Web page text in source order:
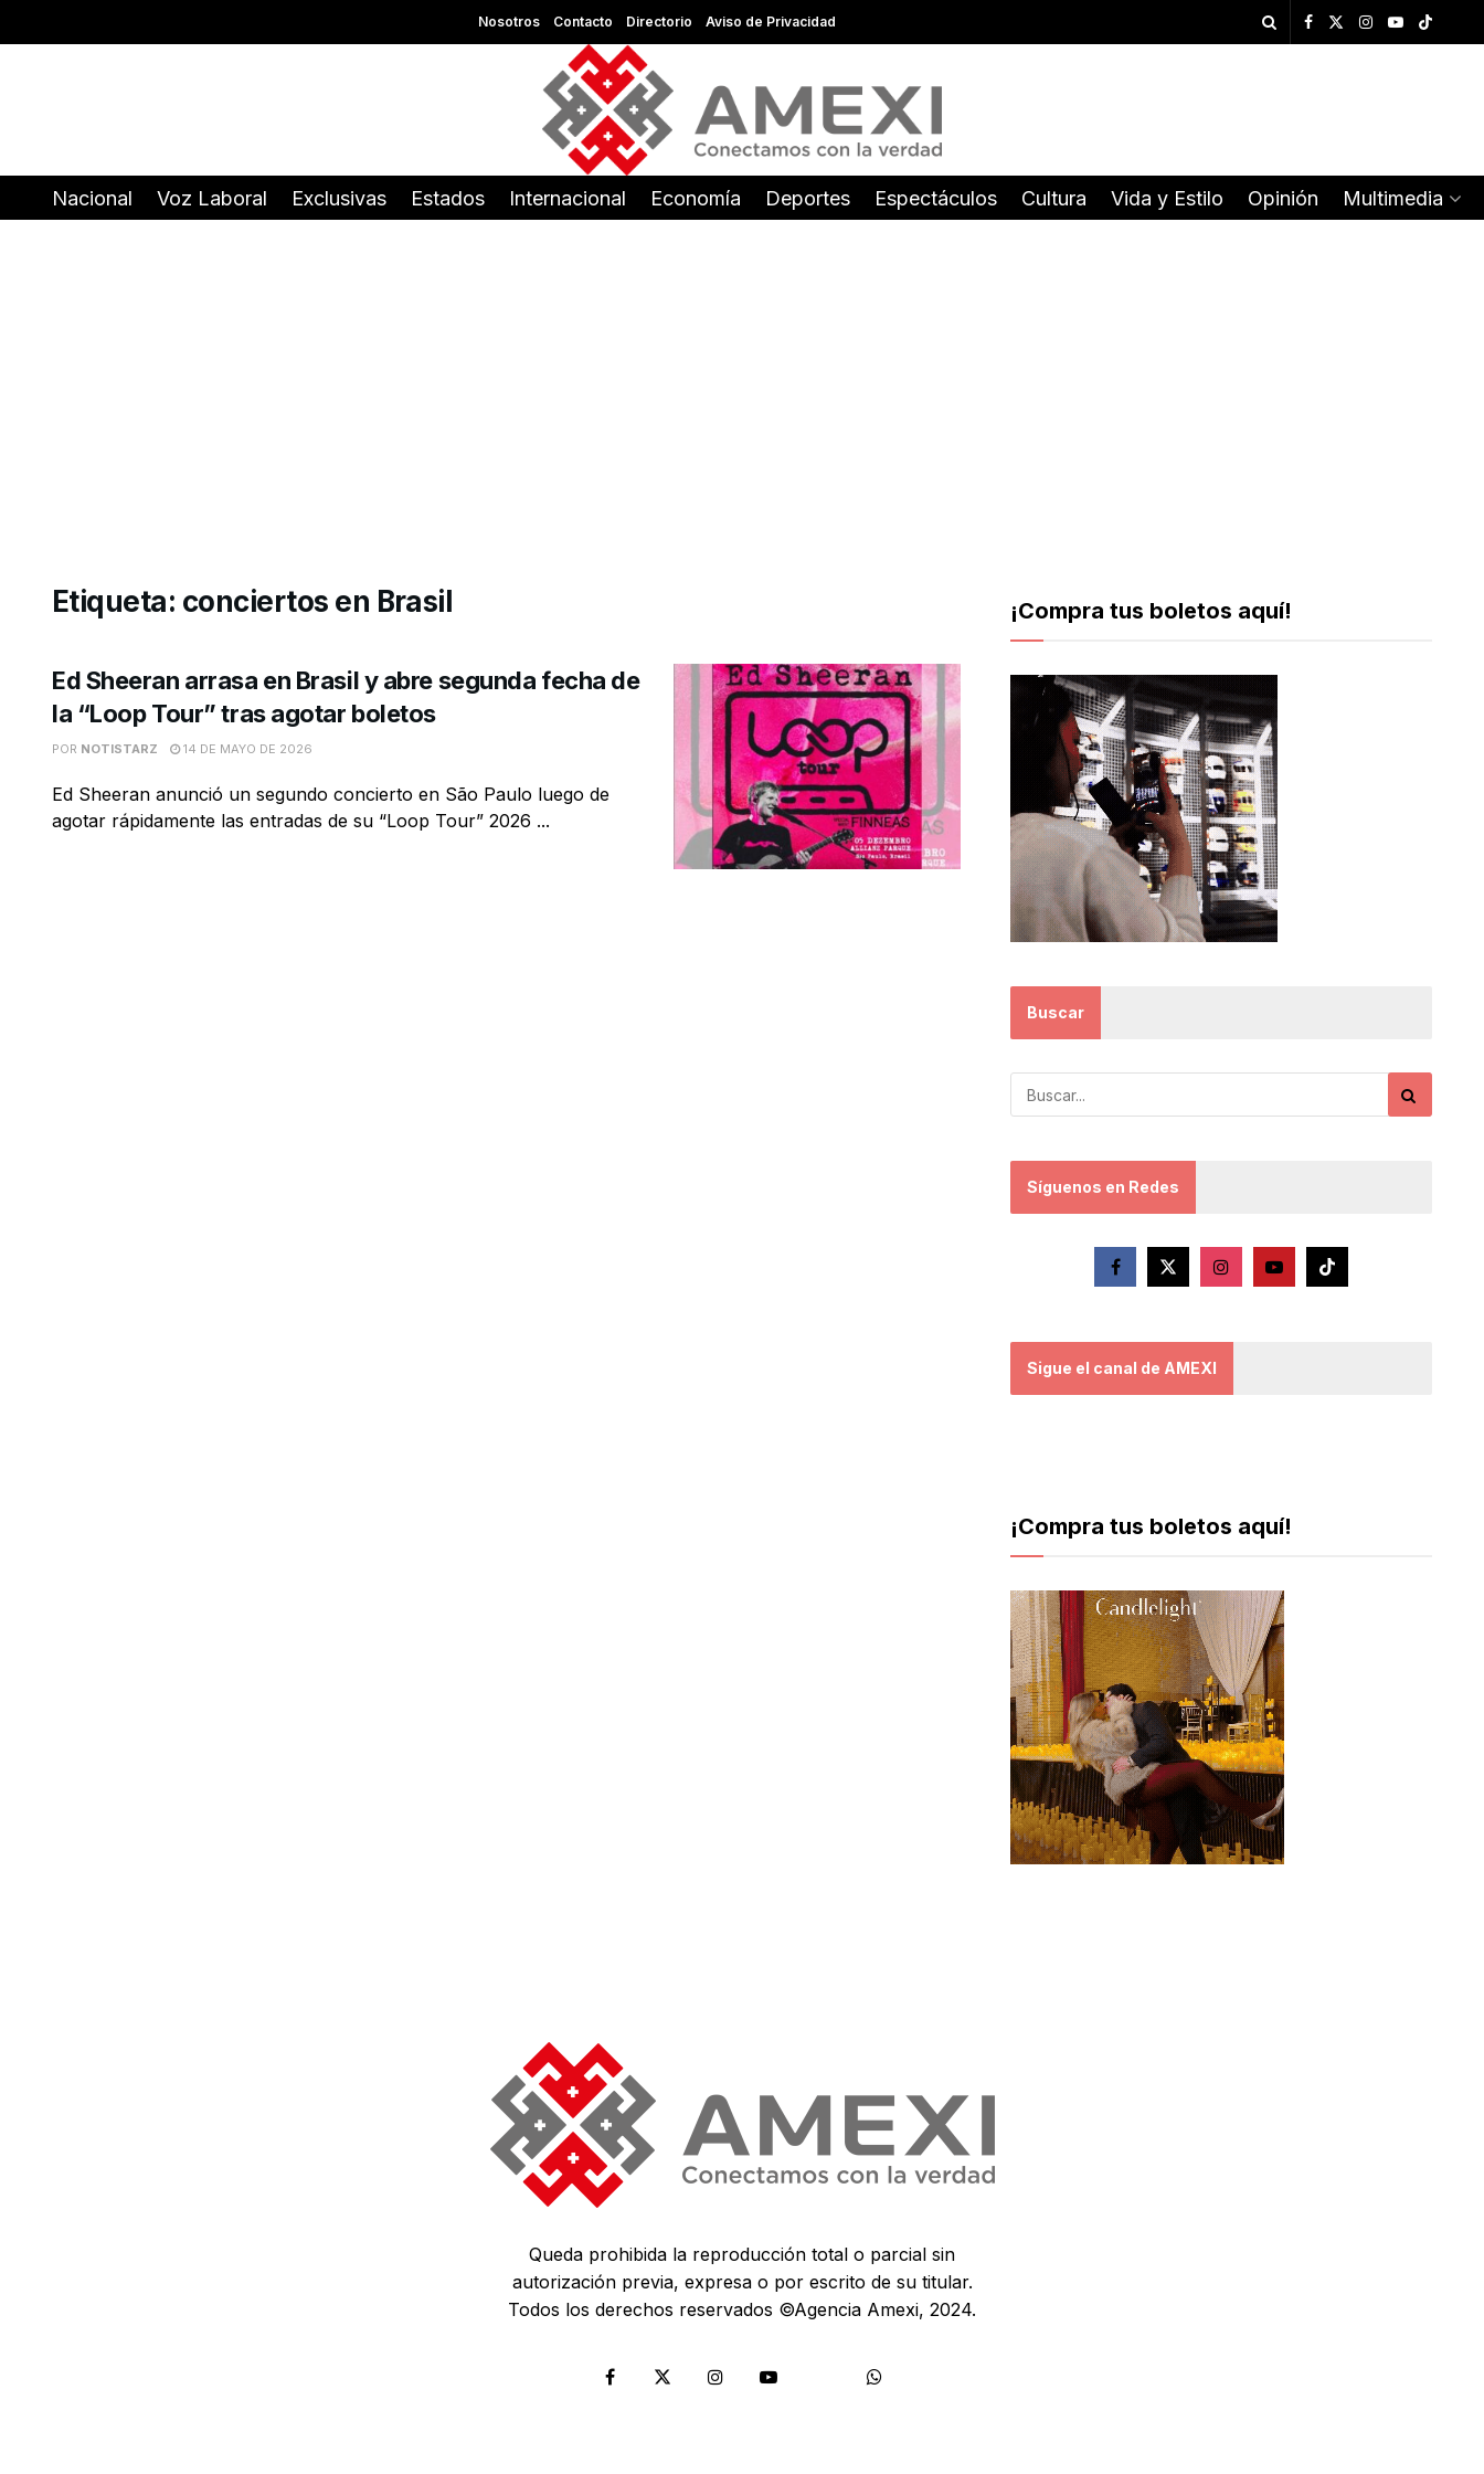
Nosotros Contacto Directorio Aviso de Privacidad
Nacional Voz Laboral Exclusivas Estados Internacional Economía Deportes Espectáculos Cultura Vida y Estilo Opinión Multimedia
Etiqueta: conciertos en Brasil
Ed Sheeran arrasa en Brasil y abre segunda fecha de
la “Loop Tour” tras agotar boletos
POR NOTISTARZ 14 DE MAYO DE 2026
Ed Sheeran anunció un segundo concierto en São Paulo luego de
agotar rápidamente las entradas de su “Loop Tour” 2026 ...
¡Compra tus boletos aquí!
Buscar
Síguenos en Redes
Sigue el canal de AMEXI
¡Compra tus boletos aquí!
Queda prohibida la reproducción total o parcial sin
autorización previa, expresa o por escrito de su titular.
Todos los derechos reservados ©Agencia Amexi, 2024.